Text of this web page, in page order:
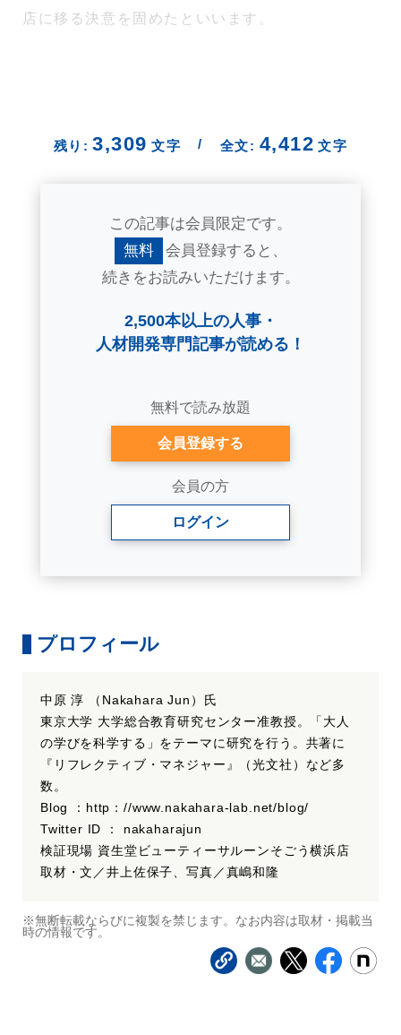
店に移る決意を固めたといいます。
残り: 3,309 文字 / 全文: 4,412 文字
この記事は会員限定です。
無料
会員登録すると、
続きをお読みいただけます。
2,500本以上の人事・
人材開発専門記事が読める！
無料で読み放題
会員登録する
会員の方
ログイン
プロフィール
中原 淳 （Nakahara Jun）氏
東京大学 大学総合教育研究センター准教授。「大人
の学びを科学する」をテーマに研究を行う。共著に
『リフレクティブ・マネジャー』（光文社）など多
数。
Blog ：http：//www.nakahara-lab.net/blog/
Twitter ID ： nakaharajun
検証現場 資生堂ビューティーサルーンそごう横浜店
取材・文／井上佐保子、写真／真嶋和隆
※無断転載ならびに複製を禁じます。なお内容は取材・掲載当
時の情報です。